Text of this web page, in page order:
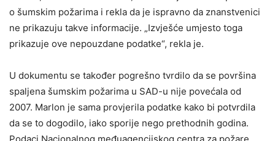
o šumskim požarima i rekla da je ispravno da znanstvenici
ne prikazuju takve informacije. „Izvješće umjesto toga
prikazuje ove nepouzdane podatke“, rekla je.
U dokumentu se također pogrešno tvrdilo da se površina
spaljena šumskim požarima u SAD-u nije povećala od
2007. Marlon je sama provjerila podatke kako bi potvrdila
da se to dogodilo, iako sporije nego prethodnih godina.
Podaci Nacionalnog međuagencijskog centra za požare